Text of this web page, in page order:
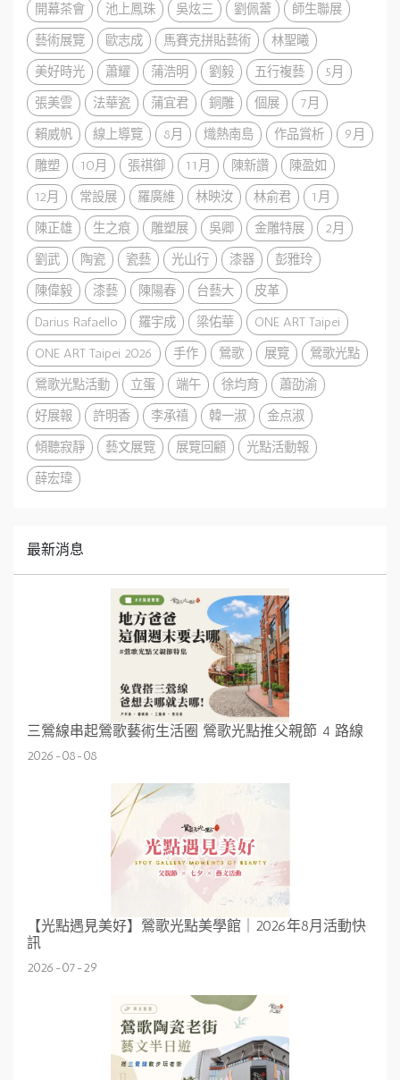
開幕茶會
池上鳳珠 吳炫三 劉佩蕾
師生聯展
藝術展覽
歐志成 馬賽克拼貼藝術
林聖曦
美好時光
蕭耀 蒲浩明 劉毅 五行複藝
5月
張美雲
法華瓷 蒲宜君 銅雕 個展
7月
賴威帆
線上導覽 8月 熾熱南島 作品賞析
9月
雕塑
10月 張祺御 11月 陳新讚
陳盈如
12月
常設展 羅廣維 林映汝 林俞君
1月
陳正雄
生之痕 雕塑展 吳卿 金雕特展
2月
劉武
陶瓷 瓷藝 光山行 漆器
彭雅玲
陳偉毅
漆藝 陳陽春 台藝大
皮革
Darius Rafaello
羅宇成 梁佑華
ONE ART Taipei
ONE ART Taipei 2026
手作 鶯歌 展覽
鶯歌光點
鶯歌光點活動
立蛋 端午 徐均育
蕭劭渝
好展報
許明香 李承禧 韓一淑
金点淑
傾聽寂靜
藝文展覽 展覽回顧
光點活動報
薛宏瑋
最新消息
三鶯線串起鶯歌藝術生活圈 鶯歌光點推父親節 4 路線
2026-08-08
【光點遇見美好】鶯歌光點美學館｜2026年8月活動快
訊
2026-07-29